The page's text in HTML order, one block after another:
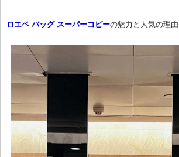
ロエベ バッグ スーパーコピーの魅力と人気の理